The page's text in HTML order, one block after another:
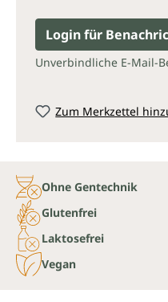
Login für
Unverbindliche E-Mail-
Zum Merkzettel
Ohne Gentechnik
Glutenfrei
Laktosefrei
Vegan